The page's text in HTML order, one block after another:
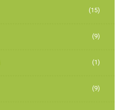
(15)
(9)
(1)
(9)